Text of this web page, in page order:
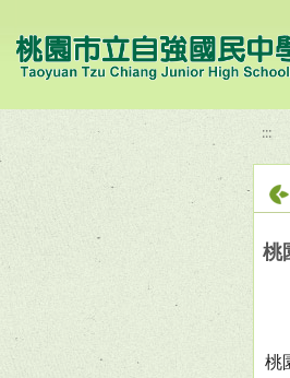
:::
桃
桃